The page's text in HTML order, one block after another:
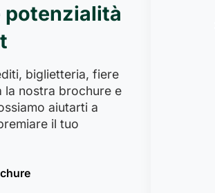
potenzialità
biglietteria, fiere
la nostra brochure e
aiutarti a
il tuo